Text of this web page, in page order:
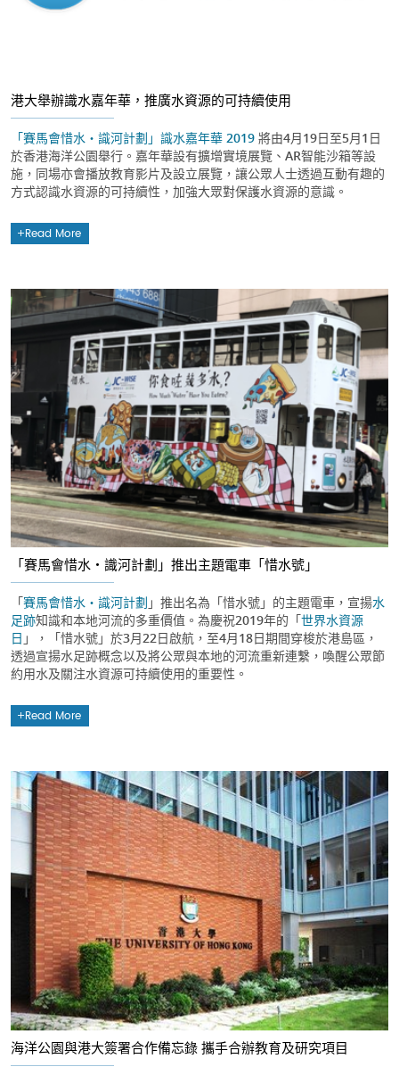
港大舉辦識水嘉年華，推廣水資源的可持續使用
「賽馬會惜水・識河計劃」 識水嘉年華 2019 將由4月19日至5月1日
於香港海洋公園舉行。嘉年華設有擴增實境展覽、AR智能沙箱等設
施，同場亦會播放教育影片及設立展覽，讓公眾人士透過互動有趣的
方式認識水資源的可持續性，加強大眾對保護水資源的意識。
Read More
「賽馬會惜水‧識河計劃」推出主題電車「惜水號」
「賽馬會惜水‧識河計劃 」推出名為「惜水號」的主題電車，宣揚水
足跡知識和本地河流的多重價值。為慶祝2019年的「世界水資源
日 」，「惜水號」於3月22日啟航，至4月18日期間穿梭於港島區，
透過宣揚水足跡概念以及將公眾與本地的河流重新連繫，喚醒公眾節
約用水及關注水資源可持續使用的重要性。
Read More
海洋公園與港大簽署合作備忘錄 攜手合辦教育及研究項目